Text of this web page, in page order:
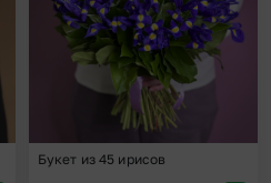
Букет из 45 ирисов